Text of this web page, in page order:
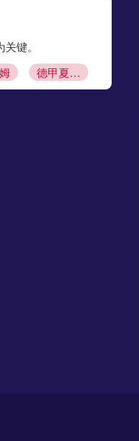
键。
德甲夏窗转会
将体检，顶替离